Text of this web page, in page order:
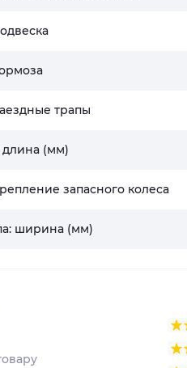
трапы
длина (мм)
запасного колеса
ширина (мм)